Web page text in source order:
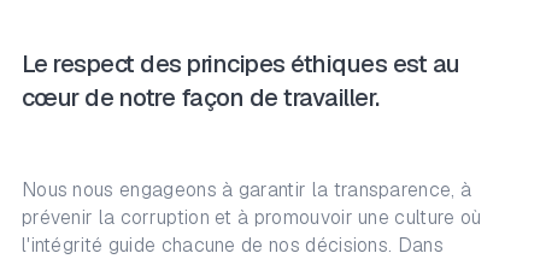
Le respect des principes éthiques est au
cœur de notre façon de travailler.
Nous nous engageons à garantir la transparence, à
prévenir la corruption et à promouvoir une culture où
l'intégrité guide chacune de nos décisions. Dans